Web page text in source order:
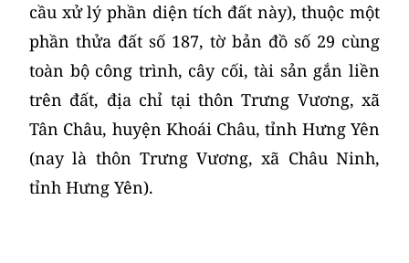
cầu xử lý phần diện tích đất này), thuộc một
phần thửa đất số 187, tờ bản đồ số 29 cùng
toàn bộ công trình, cây cối, tài sản gắn liền
trên đất, địa chỉ tại thôn Trưng Vương, xã
Tân Châu, huyện Khoái Châu, tỉnh Hưng Yên
(nay là thôn Trưng Vương, xã Châu Ninh,
tỉnh Hưng Yên).